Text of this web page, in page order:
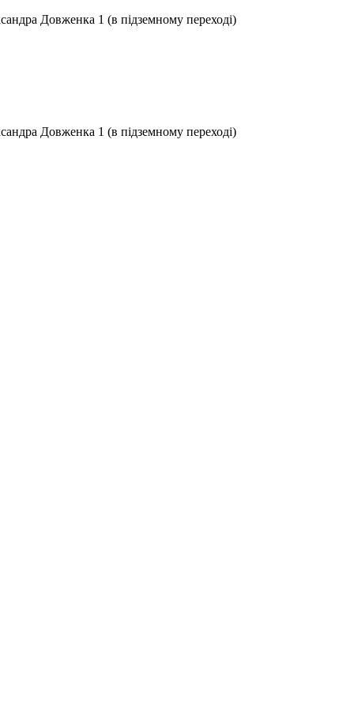
Довженка 1 (в підземному переході)
Довженка 1 (в підземному переході)